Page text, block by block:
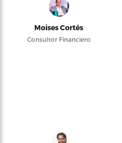
Moises Cortés
Consultor Financiero